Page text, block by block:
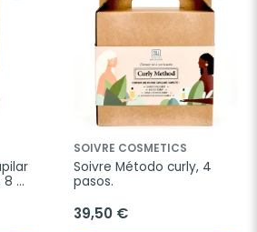
8
SOIVRE COSMETICS
Soivre Método curly, 4
pasos.
39,50 €